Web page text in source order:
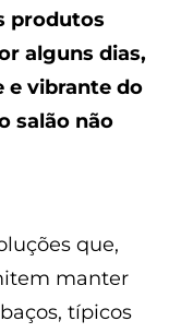
produtos
alguns dias,
e vibrante do
salão não
que,
manter
típicos